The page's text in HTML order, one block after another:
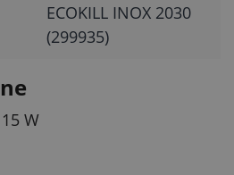
ECOKILL INOX 2030
(299935)
W